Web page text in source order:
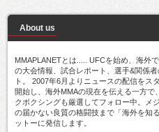
About us
MMAPLANETとは..... UFCを始め、海外
の大会情報、試合レポート、選手&関係
ト。 2007年6月よりニュースの配信をス
開始し、海外MMAの現在を伝える一方
クボクシングも厳選してフォロー中。メ
の届かない良質の格闘技まで「海外を知
ットーに発信します。